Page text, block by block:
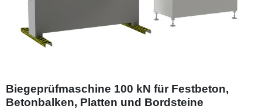
Biegeprüfmaschine 100 kN für Festbeton,
Betonbalken, Platten und Bordsteine